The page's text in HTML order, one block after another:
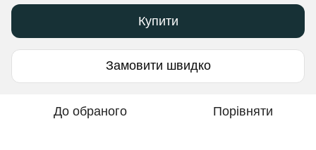
Купити
Замовити швидко
До обраного Порівняти